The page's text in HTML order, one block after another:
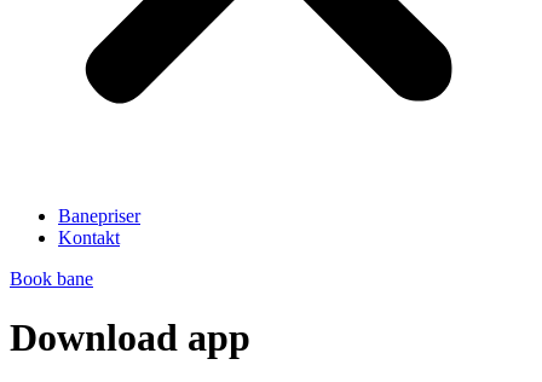
Banepriser
Kontakt
Book bane
Download app